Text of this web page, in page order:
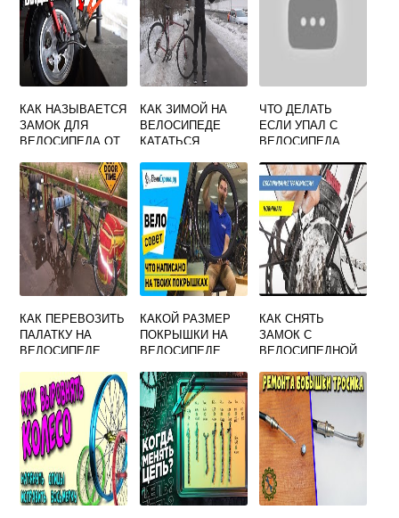
КАК НАЗЫВАЕТСЯ
ЗАМОК ДЛЯ
ВЕЛОСИПЕДА ОТ
КАК ЗИМОЙ НА
ВЕЛОСИПЕДЕ
КАТАТЬСЯ
ЧТО ДЕЛАТЬ
ЕСЛИ УПАЛ С
ВЕЛОСИПЕДА
КАК ПЕРЕВОЗИТЬ
ПАЛАТКУ НА
ВЕЛОСИПЕДЕ
КАКОЙ РАЗМЕР
ПОКРЫШКИ НА
ВЕЛОСИПЕДЕ
КАК СНЯТЬ
ЗАМОК С
ВЕЛОСИПЕДНОЙ
ПЛОСКОГУБЦАМИ